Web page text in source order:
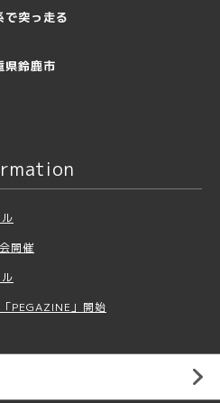
で突っ走る
県鈴鹿市
開催
PEGAZINE」開始